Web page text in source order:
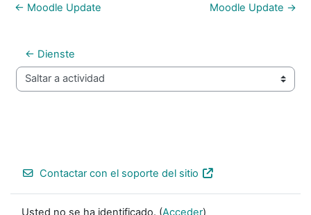
← Moodle Update Moodle Update →
← Dienste
Saltar a actividad
Contactar con el soporte del sitio
Usted no se ha identificado. (Acceder)